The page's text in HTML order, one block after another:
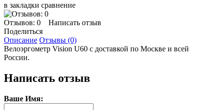
в закладки сравнение
Отзывов: 0
Написать отзыв
Поделиться
Описание Отзывы (0)
Велоэргометр Vision U60 с доставкой по Москве и всей
России.
Написать отзыв
Ваше Имя: